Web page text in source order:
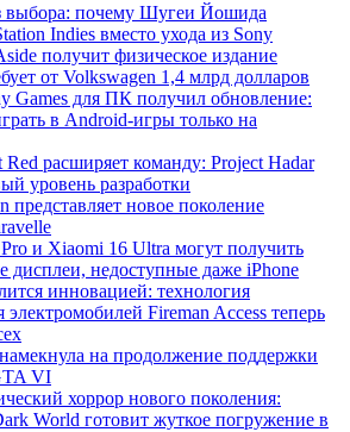
выбора: почему Шугеи Йошида
Indies вместо ухода из Sony
получит физическое издание
от Volkswagen 1,4 млрд долларов
Games для ПК получил обновление:
в Android-игры только на
расширяет команду: Project Hadar
уровень разработки
представляет новое поколение
и Xiaomi 16 Ultra могут получить
дисплеи, недоступные даже iPhone
инновацией: технология
Fireman Access теперь
на продолжение поддержки
VI
хоррор нового поколения:
World готовит жуткое погружение в